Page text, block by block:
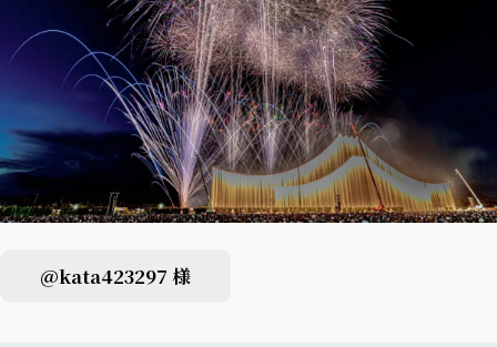
@kata423297 様